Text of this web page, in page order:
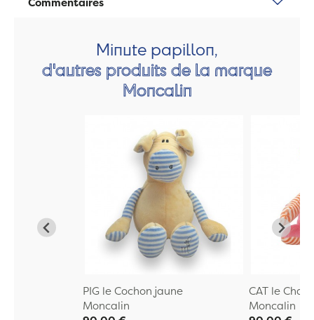
Minute papillon,
d'autres produits de la marque
Moncalin
PIG le Cochon jaune
Moncalin
CAT le Chat
Moncalin